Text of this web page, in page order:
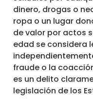
dinero, drogas o
ropa o un lugar
de valor por actos
edad se considera
fraude o la
es un delito
legislación de los